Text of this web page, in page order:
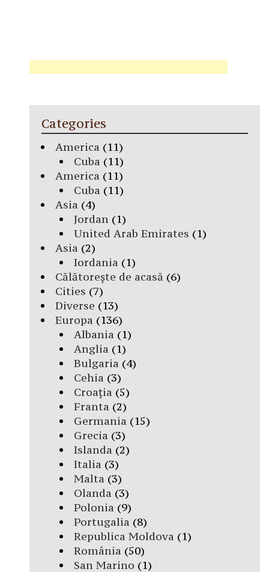
Categories
America (11)
Cuba (11)
America (11)
Cuba (11)
Asia (4)
Jordan(1)
United Arab Emirates (1)
Asia (2)
Iordania (1)
Călătorește de acasă (6)
Cities (7)
Diverse (13)
Europa (136)
Albania (1)
Anglia (1)
Bulgaria (4)
Cehia (3)
Croația (5)
Franta (2)
Germania (15)
Grecia (3)
Islanda (2)
Italia (3)
Malta (3)
Olanda (3)
Polonia (9)
Portugalia (8)
Republica Moldova (1)
România (50)
San Marino (1)